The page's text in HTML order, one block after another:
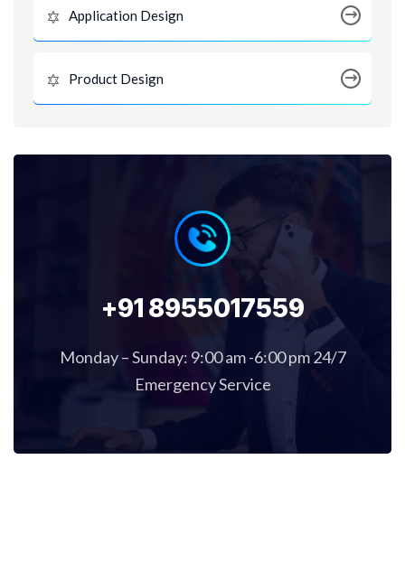
Application Design
Product Design
+91 8955017559
Monday – Sunday: 9:00 am -6:00 pm 24/7
Emergency Service